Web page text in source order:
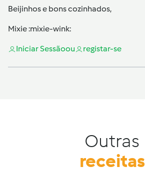
Beijinhos e bons cozinhados,
Mixie :mixie-wink:
Iniciar Sessãoou registar-se
Outras
receitas